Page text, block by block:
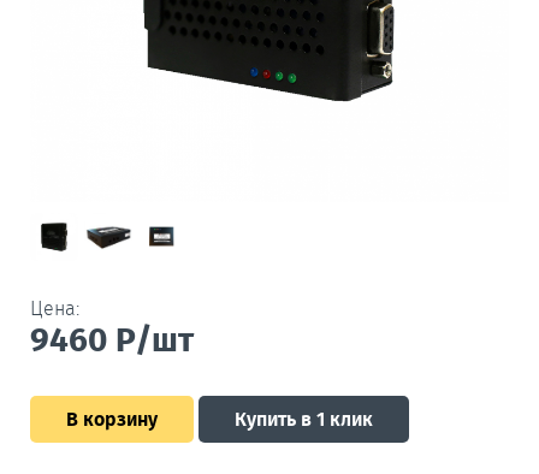
Цена:
9460 Р/шт
В корзину Купить в 1 клик